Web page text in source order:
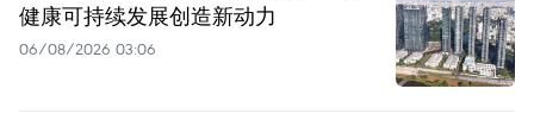
健康可持续发展创造新动力
06/08/2026 03:06